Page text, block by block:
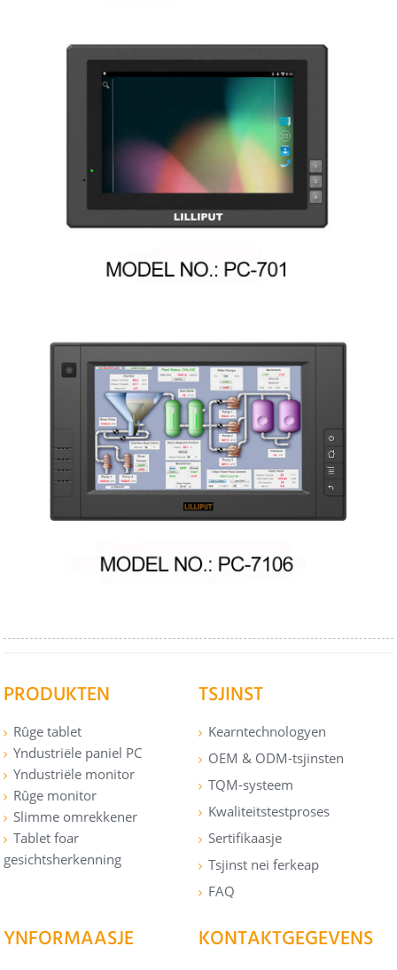
PRODUKTEN
Rûge tablet
Yndustriële paniel PC
Yndustriële monitor
Rûge monitor
Slimme omrekkener
Tablet foar
gesichtsherkenning
TSJINST
Kearntechnologyen
OEM & ODM-tsjinsten
TQM-systeem
Kwaliteitstestproses
Sertifikaasje
Tsjinst nei ferkeap
FAQ
YNFORMAASJE KONTAKTGEGEVENS